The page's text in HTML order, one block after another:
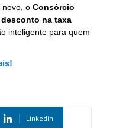
novo, o Consórcio
desconto na taxa
inteligente para quem
Linkedin